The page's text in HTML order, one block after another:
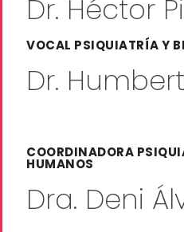
Dr. Héctor
VOCAL PSIQUIATRÍA Y
Dr.
COORDINADORA
HUMANOS
Dra. Deni